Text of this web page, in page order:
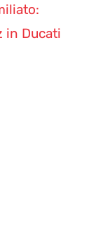
in Ducati